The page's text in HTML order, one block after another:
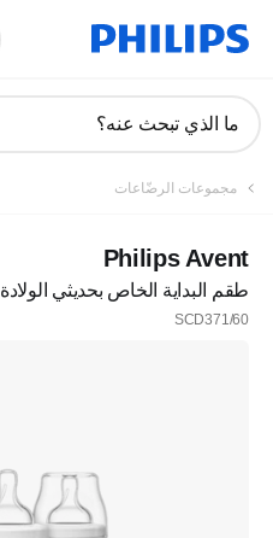
دعم
ما الذي تبحث عنه؟
مجموعات الرضّاعات
Philips Avent
طقم البداية الخاص بحديثي الولادة
SCD371/60